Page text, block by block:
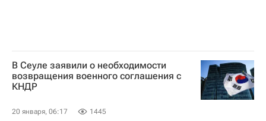
В Сеуле заявили о необходимости
возвращения военного соглашения с
КНДР
20 января, 06:17 1445